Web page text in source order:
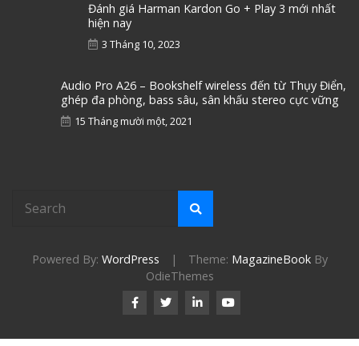
Đánh giá Harman Kardon Go + Play 3 mới nhất
hiện nay
3 Tháng 10, 2023
Audio Pro A26 – Bookshelf wireless đến từ Thụy Điển,
ghép đa phòng, bass sâu, sân khấu stereo cực vững
15 Tháng mười một, 2021
Powered By: WordPress | Theme: MagazineBookBy
OdieThemes